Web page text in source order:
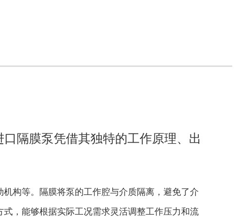
隔膜泵凭借其独特的工作原理、出
构等。隔膜将泵的工作腔与介质隔离，避免了介
，能够根据实际工况需求灵活调整工作压力和流